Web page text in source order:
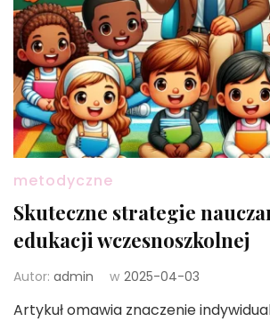
metodyczne
Skuteczne strategie
edukacji wczesnoszkolnej
Autor: admin w 2025-04-03
Artykuł omawia znaczenie